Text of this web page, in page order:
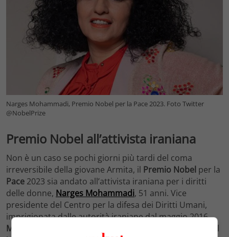
Narges Mohammadi, Premio Nobel per la Pace 2023. Foto Twitter
@NobelPrize
Premio Nobel all’attivista iraniana
Non è un caso se pochi giorni più tardi del coma
irreversibile della giovane Armita, il Premio Nobel per la
Pace 2023 sia andato all’attivista iraniana per i diritti
delle donne, Narges Mohammadi, 51 anni. Vice
presidente del Centro per la difesa dei Diritti Umani,
imprigionata dalle autorità iraniane dal maggio 2016,
Mohammadi
. Il Comitato del Nobel